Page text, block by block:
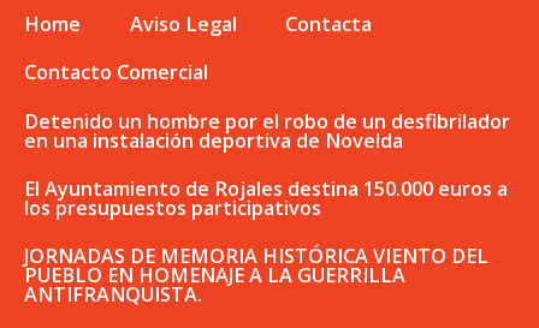
Home Aviso Legal
Contacta
Contacto Comercial
Detenido un hombre por el robo de un desfibrilador
en una instalación deportiva de Novelda
El Ayuntamiento de Rojales destina 150.000 euros a
los presupuestos participativos
JORNADAS DE MEMORIA HISTÓRICA VIENTO DEL
PUEBLO EN HOMENAJE A LA GUERRILLA
ANTIFRANQUISTA.